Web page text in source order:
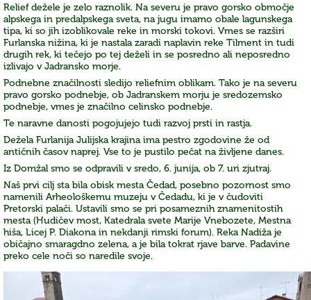
Relief dežele je zelo raznolik. Na severu je pravo gorsko območje
alpskega in predalpskega sveta, na jugu imamo obale lagunskega
tipa, ki so jih izoblikovale reke in morski tokovi. Vmes se razširi
Furlanska nižina, ki je nastala zaradi naplavin reke Tilment in tudi
drugih rek, ki tečejo po tej deželi in se posredno ali neposredno
izlivajo v Jadransko morje.
Podnebne značilnosti sledijo reliefnim oblikam. Tako je na severu
pravo gorsko podnebje, ob Jadranskem morju je sredozemsko
podnebje, vmes je značilno celinsko podnebje.
Te naravne danosti pogojujejo tudi razvoj prsti in rastja.
Dežela Furlanija Julijska krajina ima pestro zgodovine že od
antičnih časov naprej. Vse to je pustilo pečat na življene danes.
Iz Domžal smo se odpravili v sredo, 6. junija, ob 7. uri zjutraj.
Naš prvi cilj sta bila obisk mesta Čedad, posebno pozornost smo
namenili Arheološkemu muzeju v Čedadu, ki je v čudoviti
Pretorski palači. Ustavili smo se pri posameznih znamenitostih
mesta (Hudičev most, Katedrala svete Marije Vnebozete, Mestna
hiša, Licej P. Diakona in nekdanji rimski forum). Reka Nadiža je
običajno smaragdno zelena, a je bila tokrat rjave barve. Padavine
preko cele noči so naredile svoje.